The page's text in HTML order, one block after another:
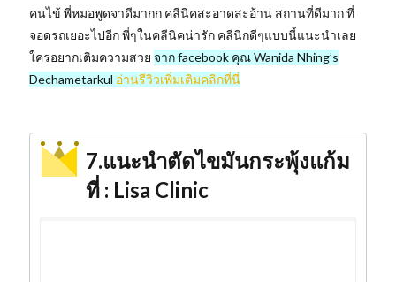
คนไข้ พี่หมอพูดจาดีมากก คลีนิคสะอาดสะอ้าน​ สถานที่ดีมาก ที่
จอดรถเยอะไปอีก พี่ๆในคลีนิคน่ารัก คลีนิกดีๆแบบนี้แนะนำเลย
ใครอยากเติมความสวย จาก facebook คุณ Wanida Nhing’s
Dechametarkul อ่านรีวิวเพิ่มเติมคลิกที่นี่
7.แนะนำตัดไขมันกระพุ้งแก้ม
ที่ : Lisa Clinic